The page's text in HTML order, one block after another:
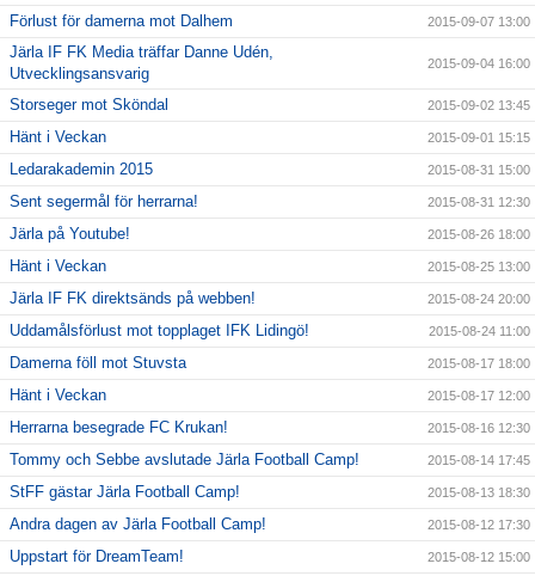
Förlust för damerna mot Dalhem 2015-09-07 13:00
Järla IF FK Media träffar Danne Udén,
Utvecklingsansvarig
2015-09-04 16:00
Storseger mot Sköndal 2015-09-02 13:45
Hänt i Veckan 2015-09-01 15:15
Ledarakademin 2015 2015-08-31 15:00
Sent segermål för herrarna! 2015-08-31 12:30
Järla på Youtube! 2015-08-26 18:00
Hänt i Veckan 2015-08-25 13:00
Järla IF FK direktsänds på webben! 2015-08-24 20:00
Uddamålsförlust mot topplaget IFK Lidingö! 2015-08-24 11:00
Damerna föll mot Stuvsta 2015-08-17 18:00
Hänt i Veckan 2015-08-17 12:00
Herrarna besegrade FC Krukan! 2015-08-16 12:30
Tommy och Sebbe avslutade Järla Football Camp! 2015-08-14 17:45
StFF gästar Järla Football Camp! 2015-08-13 18:30
Andra dagen av Järla Football Camp! 2015-08-12 17:30
Uppstart för DreamTeam! 2015-08-12 15:00